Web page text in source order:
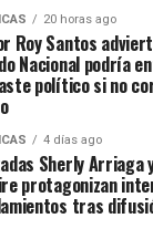
20 horas ago
Roy Santos
Nacional podría
político si no
4 días ago
Sherly Arriaga
protagonizan
tras